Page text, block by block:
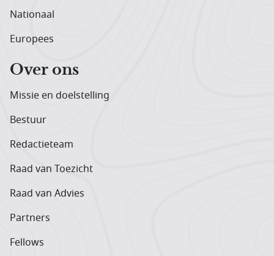
Nationaal
Europees
Over ons
Missie en doelstelling
Bestuur
Redactieteam
Raad van Toezicht
Raad van Advies
Partners
Fellows